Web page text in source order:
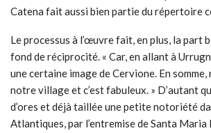
Catena fait aussi bien partie du répertoire
Le processus à l’œuvre fait, en plus, la part
fond de réciprocité. « Car, en allant à
une certaine image de Cervione. En
notre village et c’est fabuleux. » D’autant
d’ores et déjà taillée une petite notoriété
Atlantiques, par l’entremise de Santa Maria